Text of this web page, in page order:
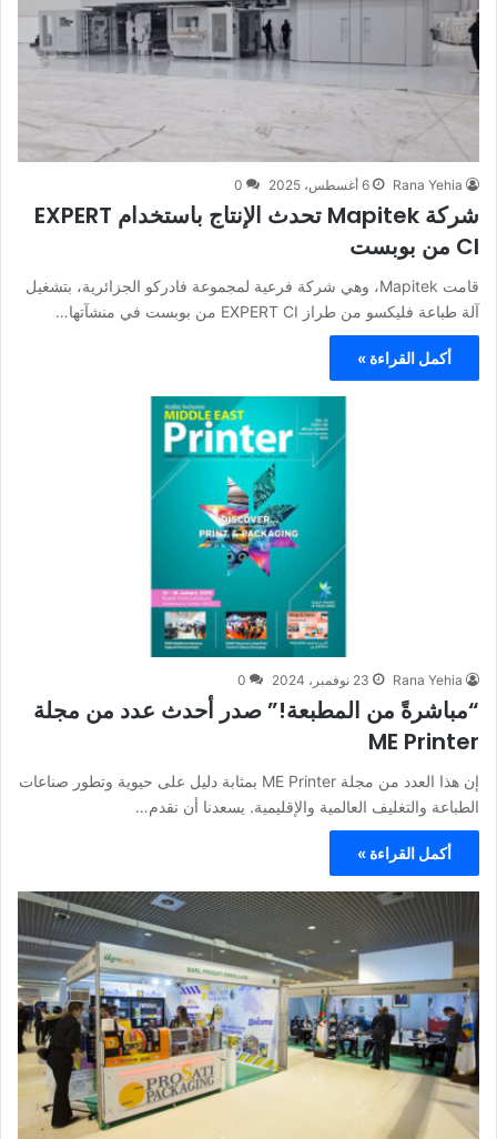
Rana Yehia 6 أغسطس، 2025 0
شركة Mapitek تحدث الإنتاج باستخدام EXPERT
CI من بوبست
قامت Mapitek، وهي شركة فرعية لمجموعة فادركو الجزائرية، بتشغيل
آلة طباعة فليكسو من طراز EXPERT CI من بوبست في منشآتها…
أكمل القراءة »
Rana Yehia 23 نوفمبر، 2024 0
“مباشرةً من المطبعة!” صدر أحدث عدد من مجلة
ME Printer
إن هذا العدد من مجلة ME Printer بمثابة دليل على حيوية وتطور صناعات
الطباعة والتغليف العالمية والإقليمية. يسعدنا أن نقدم…
أكمل القراءة »